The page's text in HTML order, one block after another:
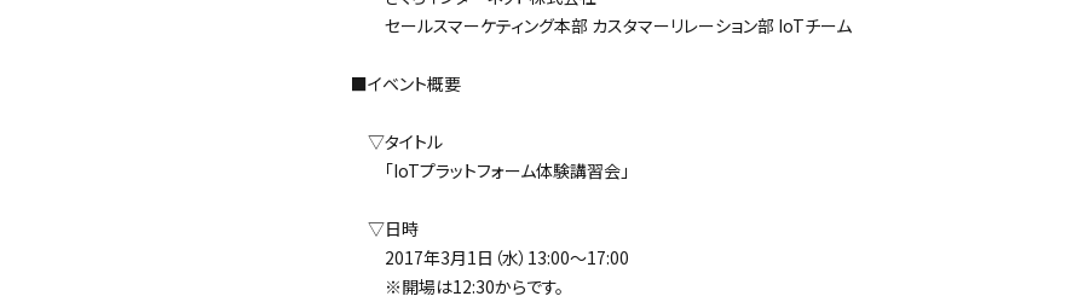
セールスマーケティング本部 カスタマーリレーション部 IoTチーム
■イベント概要
▽タイトル
「IoTプラットフォーム体験講習会」
▽日時
2017年3月1日（水）13:00～17:00
※開場は12:30からです。